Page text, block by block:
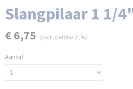
Slangpilaar 1 1/
€ 6,75 (inclusief btw 21%)
Aantal